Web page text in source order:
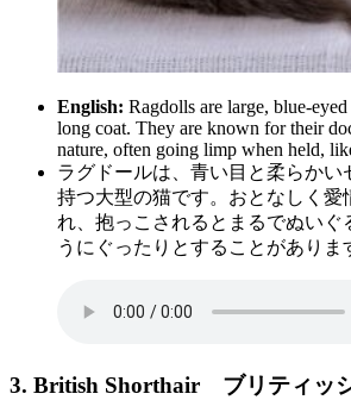
English: Ragdolls are large, blue-
long coat. They are known for their
nature, often going limp when held,
ラグドールは、青い目と柔らかい
持つ大型の猫です。おとなしく愛
れ、抱っこされるとまるでぬいぐ
うにぐったりとすることがありま
3. British Shorthair ブリティッ